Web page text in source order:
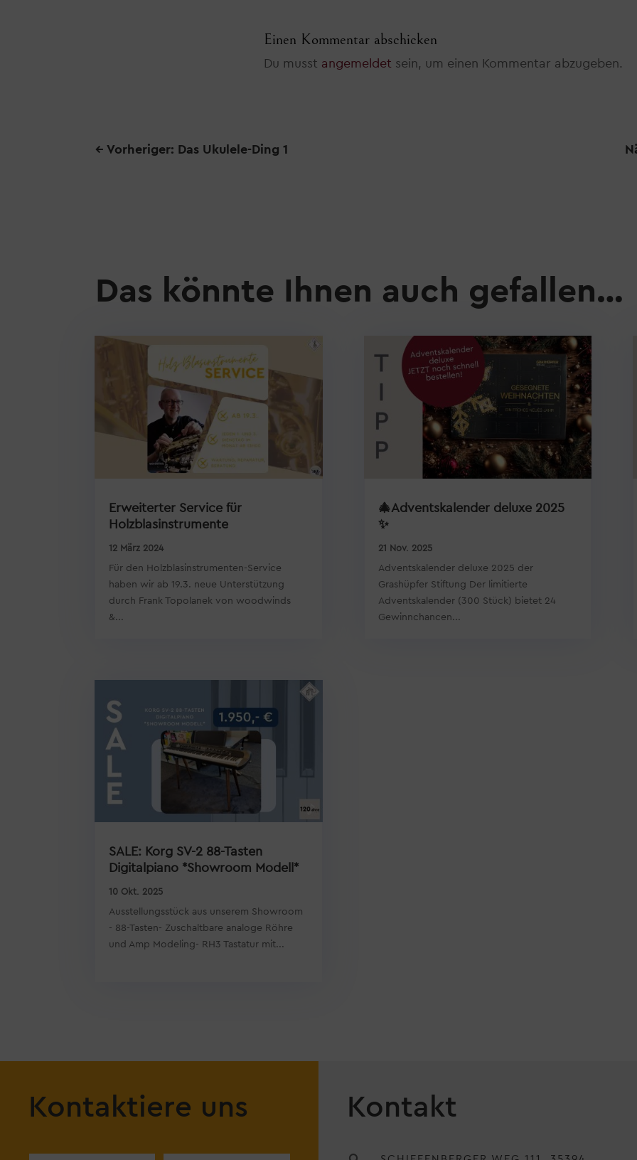
Einen Kommentar abschicken
Du musst angemeldet sein, um einen Kommentar abzugeben.
←Vorheriger: Das Ukulele-Ding 1
Das könnte Ihnen auch gefallen…
Erweiterter Service für
Holzblasinstrumente
12 März 2024
Für den Holzblasinstrumenten-Service
haben wir ab 19.3. neue Unterstützung
durch Frank Topolanek von woodwinds
&...
SALE: Korg SV-2 88-Tasten
Digitalpiano *Showroom Modell*
10 Okt. 2025
Ausstellungsstück aus unserem Showroom
- 88-Tasten- Zuschaltbare analoge Röhre
und Amp Modeling- RH3 Tastatur mit...
🎄Adventskalender deluxe 2025
✨
21 Nov. 2025
Adventskalender deluxe 2025 der
Grashüpfer Stiftung Der limitierte
Adventskalender (300 Stück) bietet 24
Gewinnchancen...
Kontaktiere uns Kontakt